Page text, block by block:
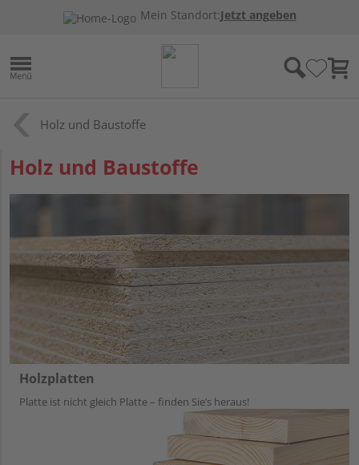
Mein Standort:Jetzt angeben
Holz und Baustoffe
Holz und Baustoffe
Holzplatten
Platte ist nicht gleich Platte – finden Sie’s heraus!